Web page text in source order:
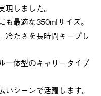
しました。
も最適な350mlサイズ。
冷たさを長時間キープし
一体型のキャリータイプ
シーンで活躍します。